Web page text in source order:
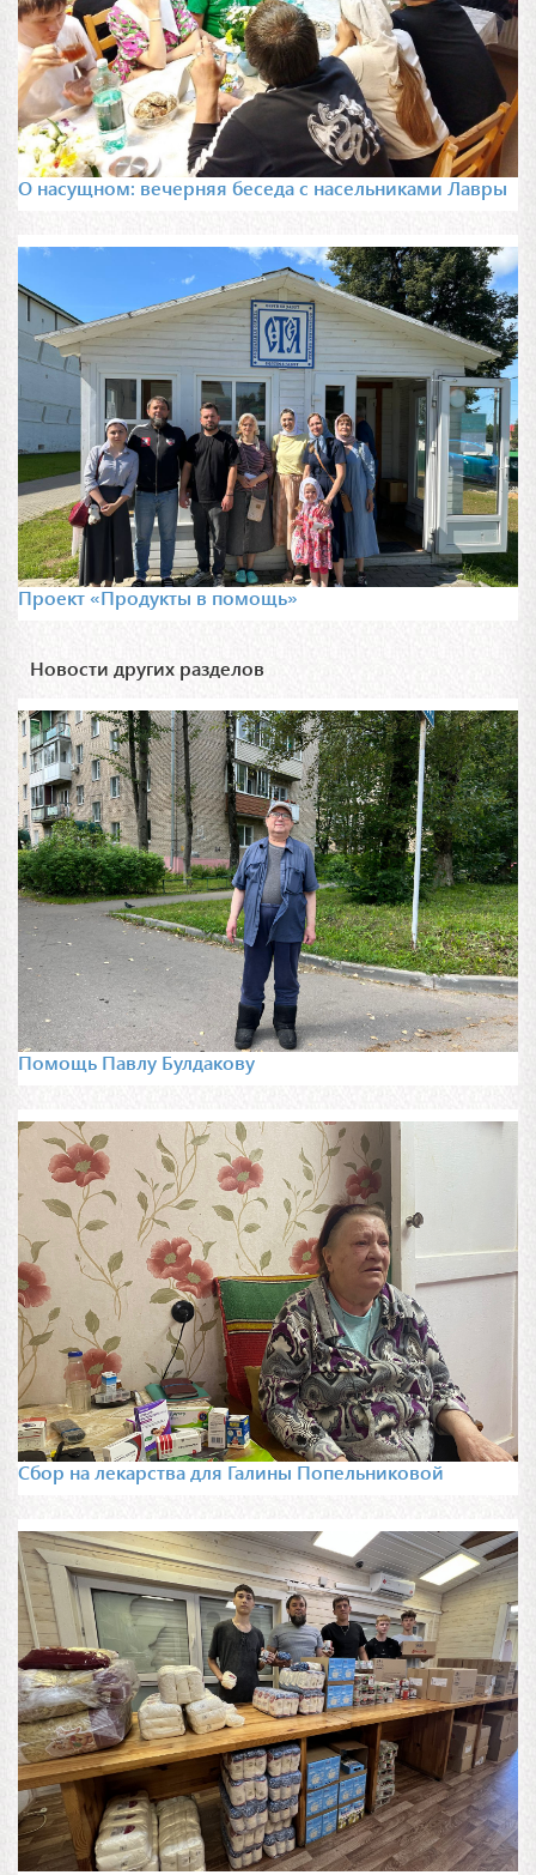
О насущном: вечерняя беседа с насельниками Лавры
Проект «Продукты в помощь»
Новости других разделов
Помощь Павлу Булдакову
Сбор на лекарства для Галины Попельниковой